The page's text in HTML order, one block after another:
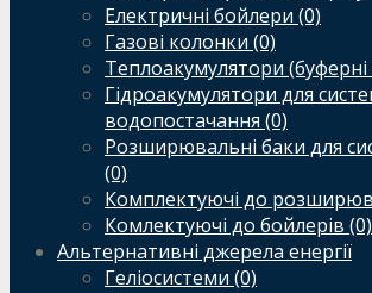
Електричні бойлери (0)
Газові колонки (0)
Теплоакумулятори (буферні
Гідроакумулятори для
водопостачання (0)
Розширювальні баки для
(0)
Комплектуючі до
Комлектуючі до бойлерів (0)
Альтернативні джерела енергії
Геліосистеми (0)